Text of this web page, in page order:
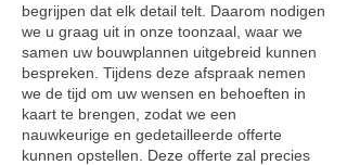
begrijpen dat elk detail telt. Daarom nodigen
we u graag uit in onze toonzaal, waar we
samen uw bouwplannen uitgebreid kunnen
bespreken. Tijdens deze afspraak nemen
we de tijd om uw wensen en behoeften in
kaart te brengen, zodat we een
nauwkeurige en gedetailleerde offerte
kunnen opstellen. Deze offerte zal precies